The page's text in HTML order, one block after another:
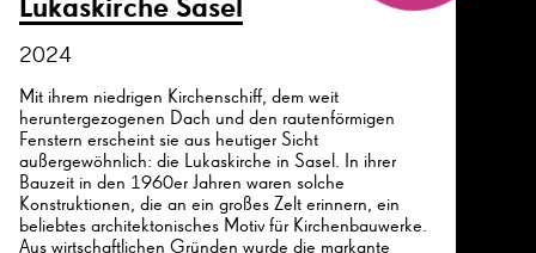
Lukaskirche Sasel
2024
Mit ihrem niedrigen Kirchenschiff, dem weit
heruntergezogenen Dach und den rautenförmigen
Fenstern erscheint sie aus heutiger Sicht
außergewöhnlich: die Lukaskirche in Sasel. In ihrer
Bauzeit in den 1960er Jahren waren solche
Konstruktionen, die an ein großes Zelt erinnern, ein
beliebtes architektonisches Motiv für Kirchenbauwerke.
Aus wirtschaftlichen Gründen wurde die markante